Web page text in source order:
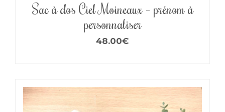
Sac à dos Ciel Moineaux – prénom à
personnaliser
48.00€